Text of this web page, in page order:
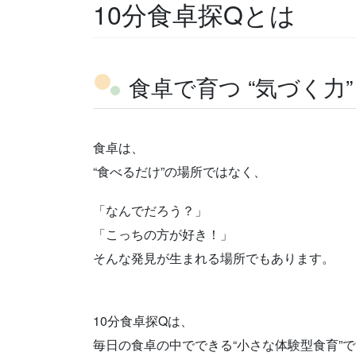
10分食卓探Qとは
食卓で育つ “気づく力”
食卓は、
“食べるだけ”の場所ではなく、
「なんでだろう？」
「こっちの方が好き！」
そんな発見が生まれる場所でもあります。
10分食卓探Qは、
毎日の食卓の中でできる“小さな体験型食育”